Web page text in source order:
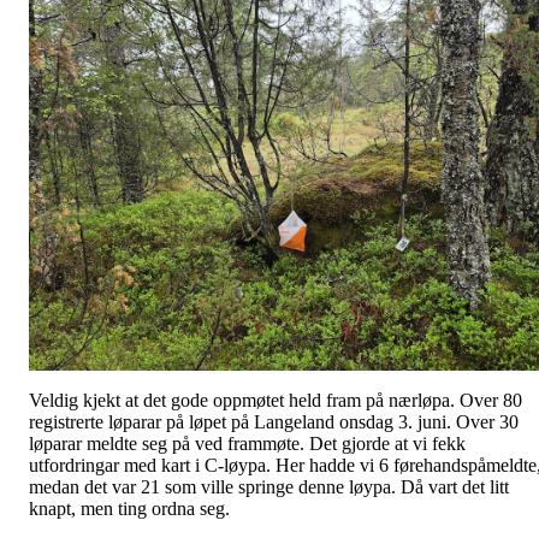
Veldig kjekt at det gode oppmøtet held fram på nærløpa. Over 80
registrerte løparar på løpet på Langeland onsdag 3. juni. Over 30
løparar meldte seg på ved frammøte. Det gjorde at vi fekk
utfordringar med kart i C-løypa. Her hadde vi 6
medan det var 21 som ville springe denne løypa. Då vart det litt
knapt, men ting ordna seg.